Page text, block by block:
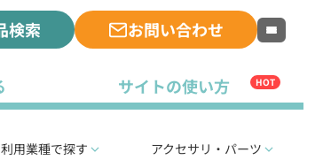
検索 お問い合わせ
サイトの使い方 HOT
利用業種で探す アクセサリ・パーツ